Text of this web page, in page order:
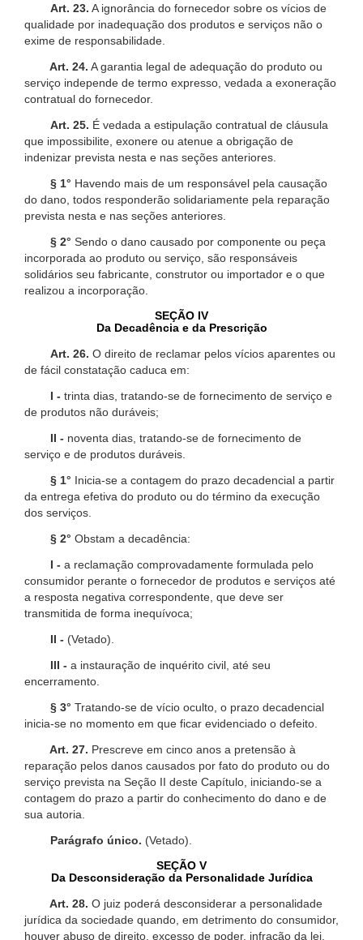
Art. 23. A ignorância do fornecedor sobre os vícios de
qualidade por inadequação dos produtos e serviços não o
exime de responsabilidade.
Art. 24. A garantia legal de adequação do produto ou
serviço independe de termo expresso, vedada a exoneração
contratual do fornecedor.
Art. 25. É vedada a estipulação contratual de cláusula
que impossibilite, exonere ou atenue a obrigação de
indenizar prevista nesta e nas seções anteriores.
§ 1° Havendo mais de um responsável pela causação
do dano, todos responderão solidariamente pela reparação
prevista nesta e nas seções anteriores.
§ 2° Sendo o dano causado por componente ou peça
incorporada ao produto ou serviço, são responsáveis
solidários seu fabricante, construtor ou importador e o que
realizou a incorporação.
SEÇÃO IV
Da Decadência e da Prescrição
Art. 26. O direito de reclamar pelos vícios aparentes ou
de fácil constatação caduca em:
I - trinta dias, tratando-se de fornecimento de serviço e
de produtos não duráveis;
II - noventa dias, tratando-se de fornecimento de
serviço e de produtos duráveis.
§ 1° Inicia-se a contagem do prazo decadencial a partir
da entrega efetiva do produto ou do término da execução
dos serviços.
§ 2° Obstam a decadência:
I - a reclamação comprovadamente formulada pelo
consumidor perante o fornecedor de produtos e serviços até
a resposta negativa correspondente, que deve ser
transmitida de forma inequívoca;
II - (Vetado).
III - a instauração de inquérito civil, até seu
encerramento.
§ 3° Tratando-se de vício oculto, o prazo decadencial
inicia-se no momento em que ficar evidenciado o defeito.
Art. 27. Prescreve em cinco anos a pretensão à
reparação pelos danos causados por fato do produto ou do
serviço prevista na Seção II deste Capítulo, iniciando-se a
contagem do prazo a partir do conhecimento do dano e de
sua autoria.
Parágrafo único. (Vetado).
SEÇÃO V
Da Desconsideração da Personalidade Jurídica
Art. 28. O juiz poderá desconsiderar a personalidade
jurídica da sociedade quando, em detrimento do consumidor,
houver abuso de direito, excesso de poder, infração da lei,